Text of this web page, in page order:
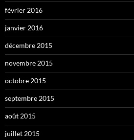
février 2016
janvier 2016
décembre 2015
novembre 2015
octobre 2015
septembre 2015
août 2015
juillet 2015